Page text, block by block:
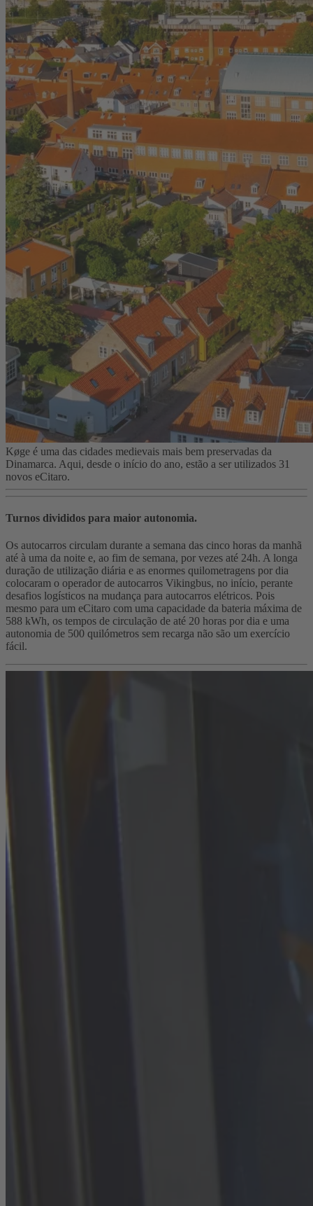
Køge é uma das cidades medievais mais bem preservadas da
Dinamarca. Aqui, desde o início do ano, estão a ser utilizados 31
novos eCitaro.
Turnos divididos para maior autonomia.
Os autocarros circulam durante a semana das cinco horas da manhã
até à uma da noite e, ao fim de semana, por vezes até 24h. A longa
duração de utilização diária e as enormes quilometragens por dia
colocaram o operador de autocarros Vikingbus, no início, perante
desafios logísticos na mudança para autocarros elétricos. Pois
mesmo para um eCitaro com uma capacidade da bateria máxima de
588 kWh, os tempos de circulação de até 20 horas por dia e uma
autonomia de 500 quilómetros sem recarga não são um exercício
fácil.